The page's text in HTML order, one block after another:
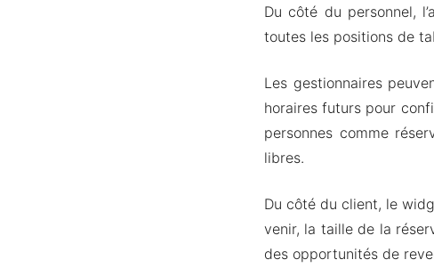
Du côté du personnel,
toutes les positions de
Les gestionnaires
horaires futurs pour
personnes comme
libres.
Du côté du client, le
venir, la taille de la
des opportunités de